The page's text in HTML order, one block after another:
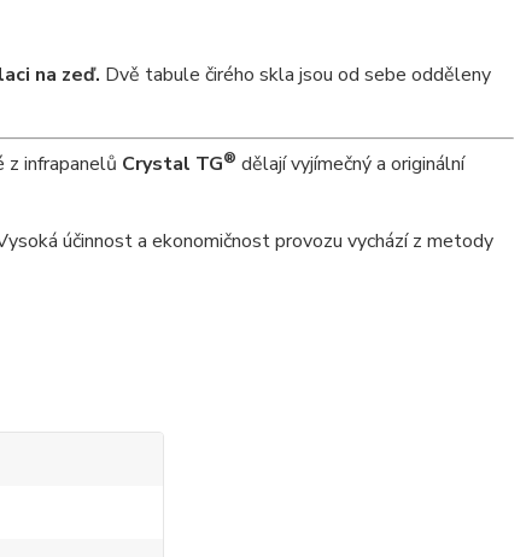
na zeď. Dvě tabule čirého skla jsou od sebe odděleny
z infrapanelů Crystal TG® dělají vyjímečný a originální
účinnost a ekonomičnost provozu vychází z metody